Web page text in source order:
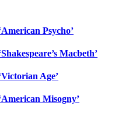
Psycho’
Macbeth’
Age’
Misogny’